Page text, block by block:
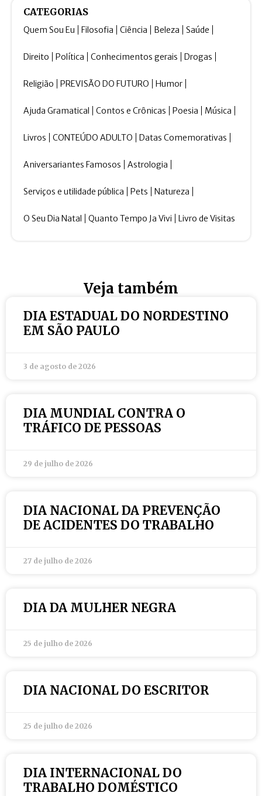
CATEGORIAS
Quem Sou Eu Filosofia Ciência Beleza Saúde
Direito Política Conhecimentos gerais Drogas
Religião PREVISÃO DO FUTURO Humor
Ajuda Gramatical Contos e Crônicas Poesia Música
Livros CONTEÚDO ADULTO Datas Comemorativas
Aniversariantes Famosos Astrologia
Serviços e utilidade pública Pets Natureza
O Seu Dia Natal Quanto Tempo Ja Vivi Livro de Visitas
Veja também
DIA ESTADUAL DO NORDESTINO
EM SÃO PAULO
3 de agosto de 2026
DIA MUNDIAL CONTRA O
TRÁFICO DE PESSOAS
29 de julho de 2026
DIA NACIONAL DA PREVENÇÃO
DE ACIDENTES DO TRABALHO
27 de julho de 2026
DIA DA MULHER NEGRA
25 de julho de 2026
DIA NACIONAL DO ESCRITOR
25 de julho de 2026
DIA INTERNACIONAL DO
TRABALHO DOMÉSTICO